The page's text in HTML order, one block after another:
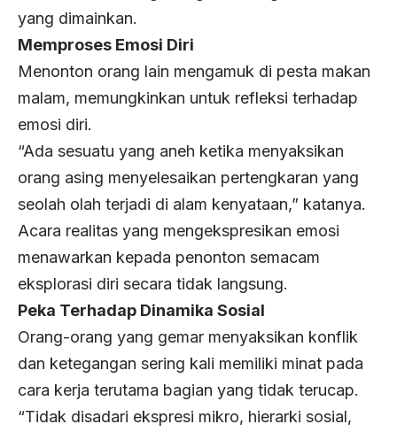
yang dimainkan.
Memproses Emosi Diri
Menonton orang lain mengamuk di pesta makan
malam, memungkinkan untuk refleksi terhadap
emosi diri.
“Ada sesuatu yang aneh ketika menyaksikan
orang asing menyelesaikan pertengkaran yang
seolah olah terjadi di alam kenyataan,” katanya.
Acara realitas yang mengekspresikan emosi
menawarkan kepada penonton semacam
eksplorasi diri secara tidak langsung.
Peka Terhadap Dinamika Sosial
Orang-orang yang gemar menyaksikan konflik
dan ketegangan sering kali memiliki minat pada
cara kerja terutama bagian yang tidak terucap.
“Tidak disadari ekspresi mikro, hierarki sosial,